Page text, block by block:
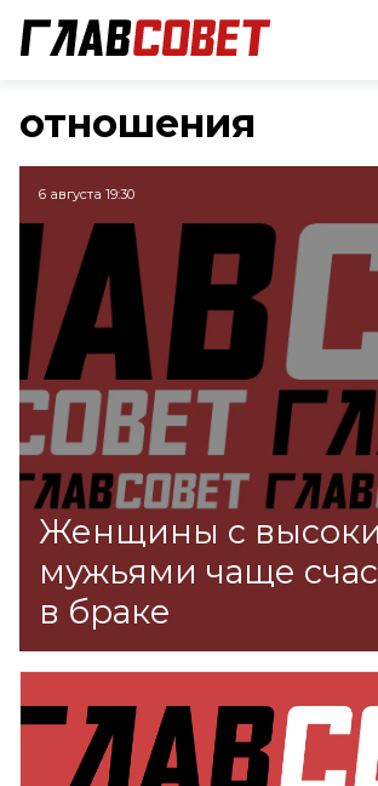
отношения
6 августа 19:30
Женщины с
мужьями чаще
в браке